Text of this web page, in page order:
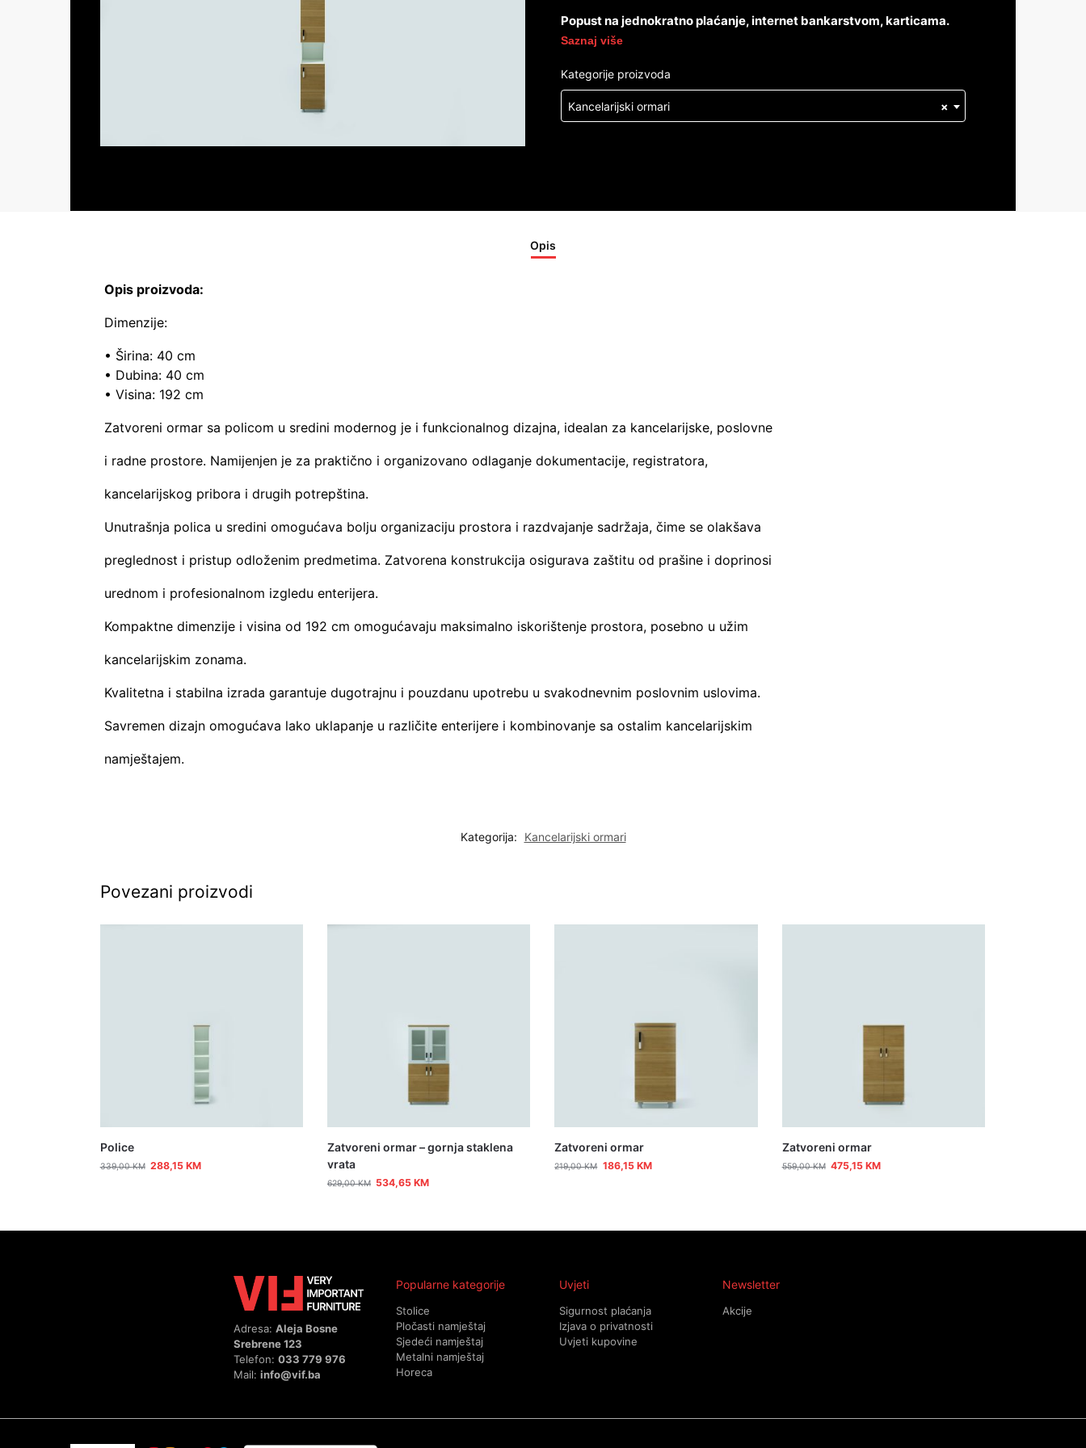
Popust na jednokratno plaćanje, internet bankarstvom, karticama.
Saznaj više
Kategorije proizvoda
×
Kancelarijski ormari
Opis
Opis proizvoda:
Dimenzije:
• Širina: 40 cm
• Dubina: 40 cm
• Visina: 192 cm
Zatvoreni ormar sa policom u sredini modernog je i funkcionalnog dizajna, idealan za kancelarijske, poslovne
i radne prostore. Namijenjen je za praktično i organizovano odlaganje dokumentacije, registratora,
kancelarijskog pribora i drugih potrepština.
Unutrašnja polica u sredini omogućava bolju organizaciju prostora i razdvajanje sadržaja, čime se olakšava
preglednost i pristup odloženim predmetima. Zatvorena konstrukcija osigurava zaštitu od prašine i doprinosi
urednom i profesionalnom izgledu enterijera.
Kompaktne dimenzije i visina od 192 cm omogućavaju maksimalno iskorištenje prostora, posebno u užim
kancelarijskim zonama.
Kvalitetna i stabilna izrada garantuje dugotrajnu i pouzdanu upotrebu u svakodnevnim poslovnim uslovima.
Savremen dizajn omogućava lako uklapanje u različite enterijere i kombinovanje sa ostalim kancelarijskim
namještajem.
Kategorija: Kancelarijski ormari
Povezani proizvodi
Police
339,00KM 288,15KM
Zatvoreni ormar – gornja staklena
vrata
629,00KM 534,65KM
Zatvoreni ormar
219,00KM 186,15 KM
Zatvoreni ormar
559,00KM 475,15KM
Adresa: Aleja Bosne
Srebrene 123
Telefon: 033 779 976
Mail: info@vif.ba
Popularne kategorije
Stolice
Pločasti namještaj
Sjedeći namještaj
Metalni namještaj
Horeca
Uvjeti
Sigurnost plaćanja
Izjava o privatnosti
Uvjeti kupovine
Newsletter
Akcije